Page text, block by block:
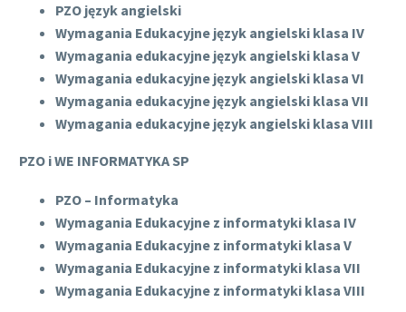
PZO język angielski
Wymagania Edukacyjne język angielski klasa IV
Wymagania edukacyjne język angielski klasa V
Wymagania edukacyjne język angielski klasa VI
Wymagania edukacyjne język angielski klasa VII
Wymagania edukacyjne język angielski klasa VIII
PZO i WE INFORMATYKA SP
PZO – Informatyka
Wymagania Edukacyjne z informatyki klasa IV
Wymagania Edukacyjne z informatyki klasa V
Wymagania Edukacyjne z informatyki klasa VII
Wymagania Edukacyjne z informatyki klasa VIII